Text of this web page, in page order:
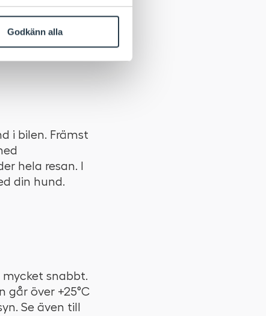
Godkänn alla
i antingen
Hos
och selar.
i bilen. Främst
hela resan. I
din hund.
snabbt.
över +25°C
Se även till